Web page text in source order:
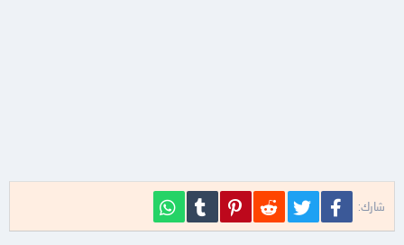
شارك: فيسبوك تويتر Reddit
Pinterest
Tumblr